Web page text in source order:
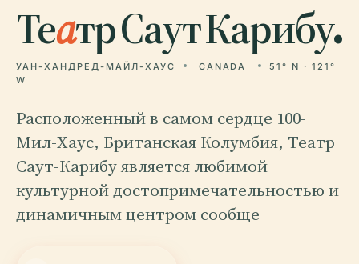
Театр Саут Карибу.
УАН-ХАНДРЕД-МАЙЛ-ХАУС CANADA
51° N · 121°
W
Расположенный в самом сердце 100-
Мил-Хаус, Британская Колумбия, Театр
Саут-Карибу является любимой
культурной достопримечательностью и
динамичным центром сообще